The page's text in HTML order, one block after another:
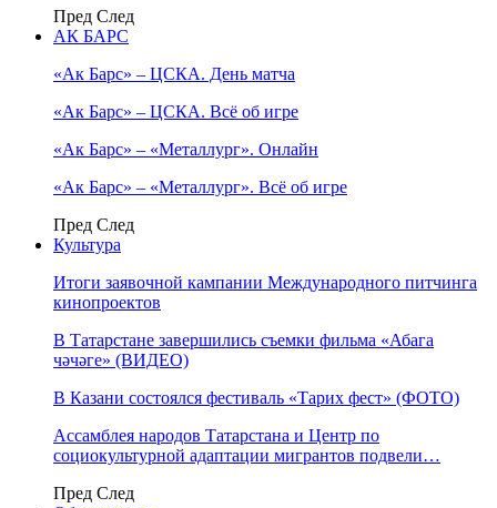
Пред След
АК БАРС
«Ак Барс» – ЦСКА. День матча
«Ак Барс» – ЦСКА. Всё об игре
«Ак Барс» – «Металлург». Онлайн
«Ак Барс» – «Металлург». Всё об игре
Пред След
Культура
Итоги заявочной кампании Международного питчинга
кинопроектов
В Татарстане завершились съемки фильма «Абага
чәчәге» (ВИДЕО)
В Казани состоялся фестиваль «Тарих фест» (ФОТО)
Ассамблея народов Татарстана и Центр по
социокультурной адаптации мигрантов подвели…
Пред След